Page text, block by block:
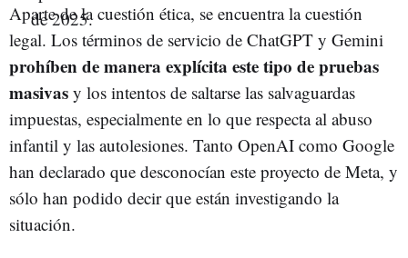
Aparte de la cuestión ética, se encuentra la cuestión
legal. Los términos de servicio de ChatGPT y Gemini
prohíben de manera explícita este tipo de pruebas
masivas y los intentos de saltarse las salvaguardas
impuestas, especialmente en lo que respecta al abuso
infantil y las autolesiones. Tanto OpenAI como Google
han declarado que desconocían este proyecto de Meta, y
sólo han podido decir que están investigando la
situación.